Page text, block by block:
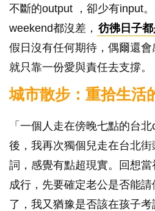
不斷的output ，卻少有input
weekend都沒差， 彷彿日子
假日沒有任何期待，偶爾還會
就只靠一份愛與責任去支撐。
城市散步：重拾生活
「一個人走在傍晚七點的
後，我再次獨個兒走在台北
詞，感覺有點超現實。回想
成行，先要確定老公是否能
了，我又猶豫是否該在孩子